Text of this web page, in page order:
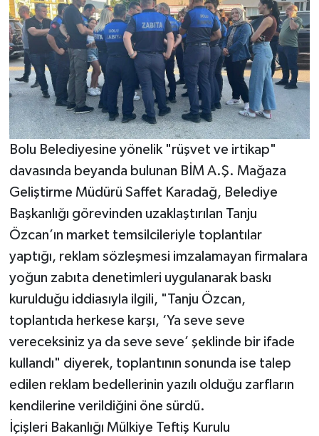
Bolu Belediyesine yönelik "rüşvet ve irtikap"
davasında beyanda bulunan BİM A.Ş. Mağaza
Geliştirme Müdürü Saffet Karadağ, Belediye
Başkanlığı görevinden uzaklaştırılan Tanju
Özcan’ın market temsilcileriyle toplantılar
yaptığı, reklam sözleşmesi imzalamayan firmalara
yoğun zabıta denetimleri uygulanarak baskı
kurulduğu iddiasıyla ilgili, "Tanju Özcan,
toplantıda herkese karşı, ‘Ya seve seve
vereceksiniz ya da seve seve’ şeklinde bir ifade
kullandı" diyerek, toplantının sonunda ise talep
edilen reklam bedellerinin yazılı olduğu zarfların
kendilerine verildiğini öne sürdü.
İçişleri Bakanlığı Mülkiye Teftiş Kurulu